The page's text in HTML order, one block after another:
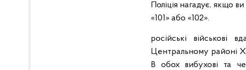
Поліція нагадує, якщо
«101» або «102».
російські
Центральному районі
В обох вибухові та